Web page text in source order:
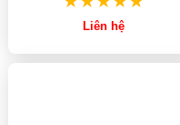
Liên hệ